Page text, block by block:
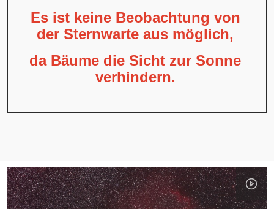
Es ist keine Beobachtung von
der Sternwarte aus möglich,
da Bäume die Sicht zur Sonne
verhindern.